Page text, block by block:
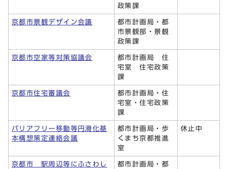
政策課
京都市景観デザイン会議
都市計画局・都
市景観部・景観
政策課
京都市空家等対策協議会
都市計画局 住
宅室 住宅政策
課
京都市住宅審議会
都市計画局・住
宅室・住宅政策
課
バリアフリー移動等円滑化基
本構想策定連絡会議
都市計画局・歩
くまち京都推進
室
休止中
京都市 駅周辺等にふさわし
都市計画局・都